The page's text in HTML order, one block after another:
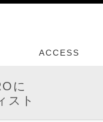
ACCESS
に
スト